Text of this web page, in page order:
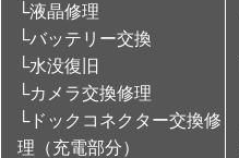
└液晶修理
└バッテリー交換
└水没復旧
└カメラ交換修理
└ドックコネクター交換修
理（充電部分）